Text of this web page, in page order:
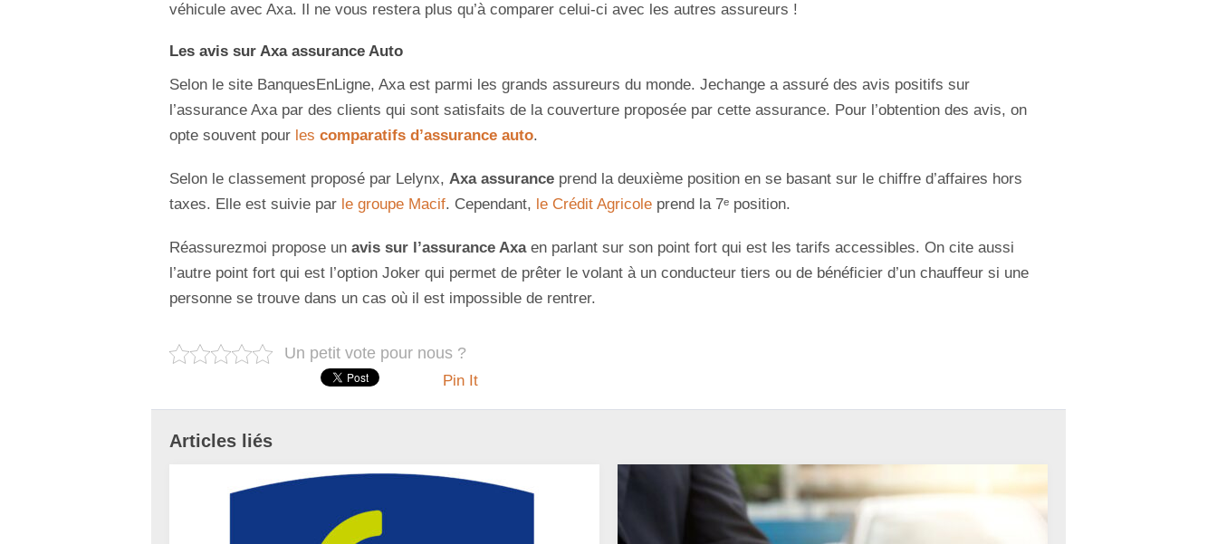
véhicule avec Axa. Il ne vous restera plus qu’à comparer celui-ci avec les autres assureurs !
Les avis sur Axa assurance Auto
Selon le site BanquesEnLigne, Axa est parmi les grands assureurs du monde. Jechange a assuré des avis positifs sur
l’assurance Axa par des clients qui sont satisfaits de la couverture proposée par cette assurance. Pour l’obtention des avis, on
opte souvent pour les comparatifs d’assurance auto.
Selon le classement proposé par Lelynx, Axa assurance prend la deuxième position en se basant sur le chiffre d’affaires hors
taxes. Elle est suivie par le groupe Macif. Cependant, le Crédit Agricole prend la 7ᵉ position.
Réassurezmoi propose un avis sur l’assurance Axa en parlant sur son point fort qui est les tarifs accessibles. On cite aussi
l’autre point fort qui est l’option Joker qui permet de prêter le volant à un conducteur tiers ou de bénéficier d’un chauffeur si une
personne se trouve dans un cas où il est impossible de rentrer.
Un petit vote pour nous ?
Pin It
Articles liés